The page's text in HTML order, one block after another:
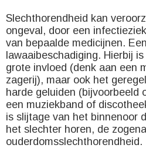
Slechthorendheid kan
ongeval, door een
van bepaalde medicijnen.
lawaaibeschadiging. Hierbij
grote invloed (denk aan een
zagerij), maar ook het
harde geluiden (bijvoorbeeld
een muziekband of
is slijtage van het binnenoor
het slechter horen, de
ouderdomsslechthorendheid.